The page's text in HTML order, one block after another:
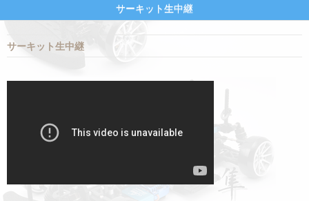
サーキット生中継
サーキット生中継